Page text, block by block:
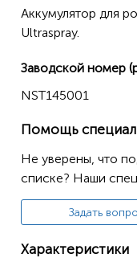
Аккумулятор для
Ultraspray.
Заводской номер
NST145001
Помощь
Не уверены, что
списке? Наши
Задать
Характеристики